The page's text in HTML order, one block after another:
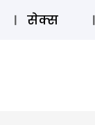
सेक्स